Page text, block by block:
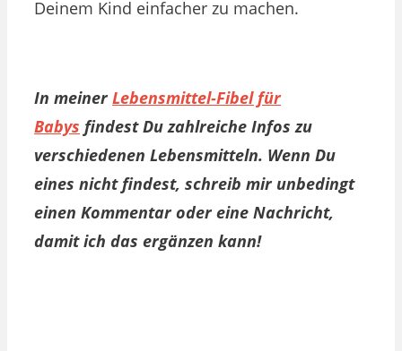
Deinem Kind einfacher zu machen.
In meinerLebensmittel-Fibel für
Babys findest Du zahlreiche Infos zu
verschiedenen Lebensmitteln. Wenn Du
eines nicht findest, schreib mir unbedingt
einen Kommentar oder eine Nachricht,
damit ich das ergänzen kann!